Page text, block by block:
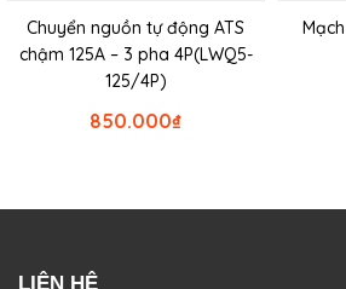
Chuyển nguồn tự động ATS
chậm 125A – 3 pha 4P(LWQ5-
125/4P)
₫
850.000
LIÊN HỆ